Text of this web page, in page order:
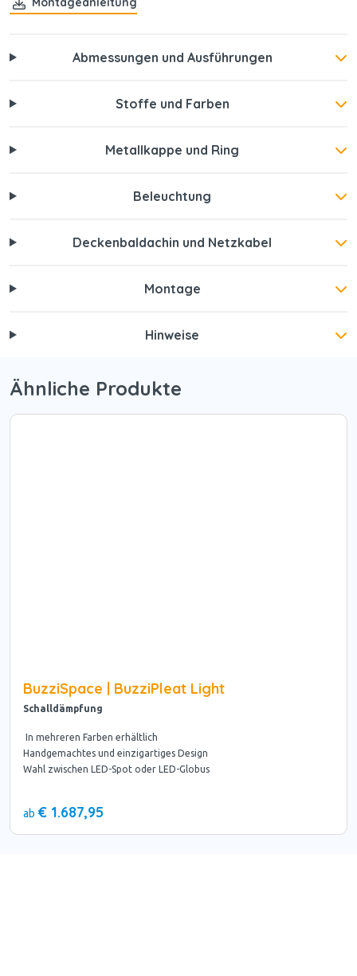
Abmessungen und Ausführungen
Stoffe und Farben
Metallkappe und Ring
Beleuchtung
Deckenbaldachin und Netzkabel
Montage
Hinweise
Ähnliche Produkte
BuzziSpace | BuzziPleat Light
Schalldämpfung
In mehreren Farben erhältlich
Handgemachtes und einzigartiges Design
Wahl zwischen LED-Spot oder LED-Globus
ab € 1.687,95